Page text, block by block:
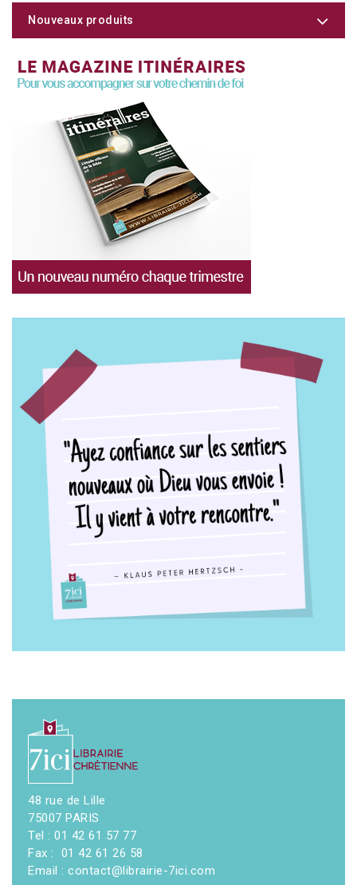
Nouveaux produits
48 rue de Lille
75007 PARIS
Tel : 01 42 61 57 77
Fax : 01 42 61 26 58
Email : contact@librairie-7ici.com